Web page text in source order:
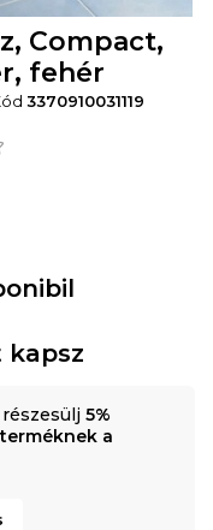
Compact,
fehér
3370910031119
kapsz
5%
a